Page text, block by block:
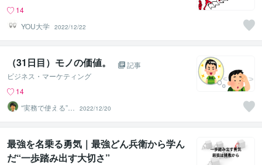
14
YOU大学 2022/12/22
（31日目）モノの価値。
記事
ビジネス・マーケティング
14
“実務で使える”改
善パートナー／
かめきち
2022/12/20
最強を名乗る勇気｜最強どん兵衛から学ん
だ“一歩踏み出す大切さ”